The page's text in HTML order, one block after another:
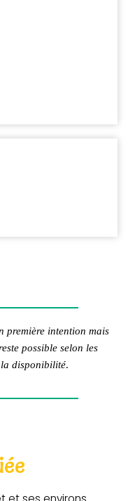
première intention mais
possible selon les
disponibilité.